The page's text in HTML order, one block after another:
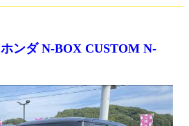
ホンダ N-BOX CUSTOM N-